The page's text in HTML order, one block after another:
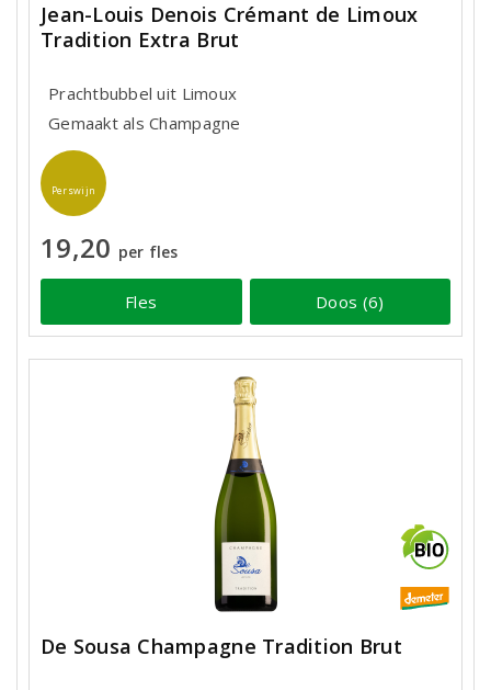
Jean-Louis Denois Crémant de Limoux
Tradition Extra Brut
Prachtbubbel uit Limoux
Gemaakt als Champagne
Perswijn
19,20 per fles
Fles Doos (6)
De Sousa Champagne Tradition Brut